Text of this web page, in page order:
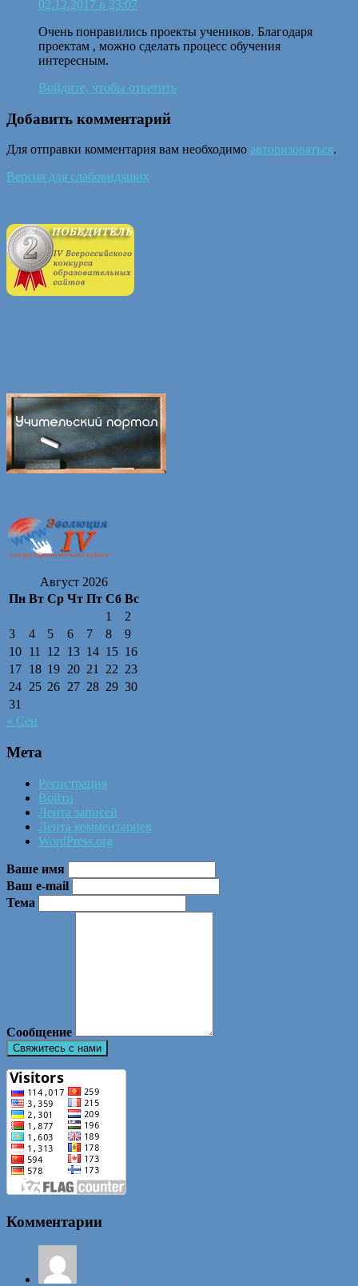
02.12.2017 в 23:07
Очень понравились проекты учеников. Благодаря
проектам , можно сделать процесс обучения
интересным.
Войдите, чтобы ответить
Добавить комментарий
Для отправки комментария вам необходимо авторизоваться.
Версия для слабовидящих
Август 2026
Пн Вт Ср Чт Пт Сб Вс
1
2
3
4 5 6 7 8
9
10 11 12 13 14 15 16
17 18 19 20 21 22 23
24 25 26 27 28 29 30
31
« Сен
Мета
Регистрация
Войти
Лента записей
Лента комментариев
WordPress.org
Ваше имя
Ваш e-mail
Тема
Сообщение
Комментарии